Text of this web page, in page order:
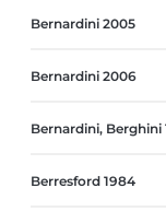
Bernardini 2005
Bernardini 2006
Bernardini, Berghini
Berresford 1984